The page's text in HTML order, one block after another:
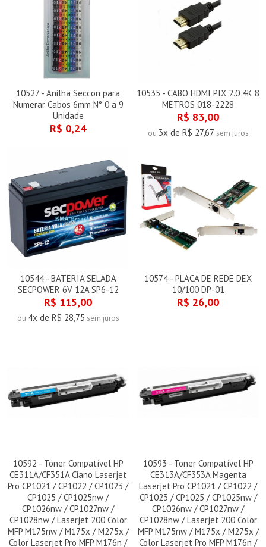
10527 - Anilha Seccon para
Numerar Cabos 6mm N° 0 a 9
Unidade
R$ 0,24
10535 - CABO HDMI PIX 2.0 4K 8
METROS 018-2228
R$ 83,00
ou 3x de R$ 27,67 sem juros
10544 - BATERIA SELADA
SECPOWER 6V 12A SP6-12
R$ 115,00
ou 4x de R$ 28,75 sem juros
10574 - PLACA DE REDE DEX
10/100 DP-01
R$ 26,00
10592 - Toner Compatível HP
CE311A/CF351A Ciano Laserjet
Pro CP1021 / CP1022 / CP1023 /
CP1025 / CP1025nw /
CP1026nw / CP1027nw /
CP1028nw / Laserjet 200 Color
MFP M175nw / M175x / M275x /
Color Laserjet Pro MFP M176n /
10593 - Toner Compatível HP
CE313A/CF353A Magenta
Laserjet Pro CP1021 / CP1022 /
CP1023 / CP1025 / CP1025nw /
CP1026nw / CP1027nw /
CP1028nw / Laserjet 200 Color
MFP M175nw / M175x / M275x /
Color Laserjet Pro MFP M176n /